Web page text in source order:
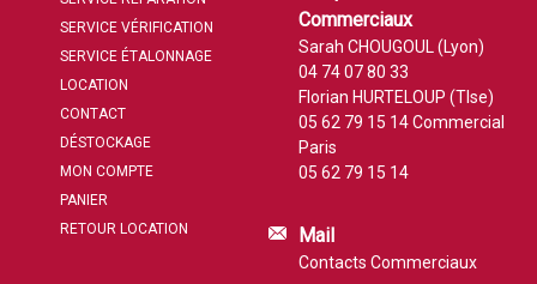
SERVICE VÉRIFICATION
SERVICE ÉTALONNAGE
LOCATION
CONTACT
DÉSTOCKAGE
MON COMPTE
PANIER
RETOUR LOCATION
Commerciaux
Sarah CHOUGOUL (Lyon)
04 74 07 80 33
Florian HURTELOUP (Tlse)
05 62 79 15 14Commercial
Paris
05 62 79 15 14
Mail
Contacts Commerciaux